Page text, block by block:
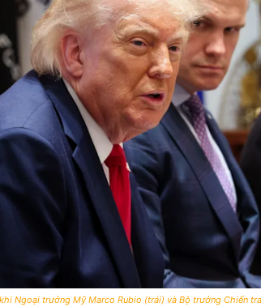
Ngoại trưởng Mỹ Marco Rubio (trái) và Bộ trưởng Chiến